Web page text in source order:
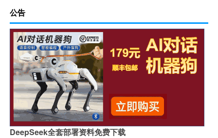
公告
DeepSeek全套部署资料免费下载